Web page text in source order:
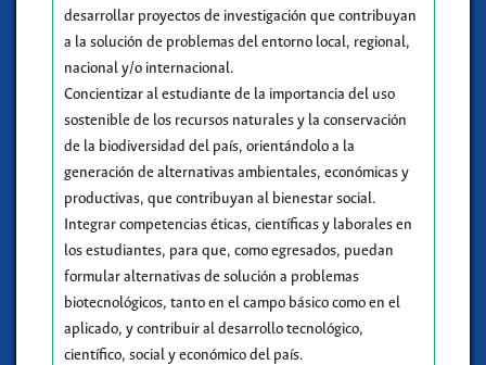
desarrollar proyectos de investigación que contribuyan
a la solución de problemas del entorno local, regional,
nacional y/o internacional.
Concientizar al estudiante de la importancia del uso
sostenible de los recursos naturales y la conservación
de la biodiversidad del país, orientándolo a la
generación de alternativas ambientales, económicas y
productivas, que contribuyan al bienestar social.
Integrar competencias éticas, científicas y laborales en
los estudiantes, para que, como egresados, puedan
formular alternativas de solución a problemas
biotecnológicos, tanto en el campo básico como en el
aplicado, y contribuir al desarrollo tecnológico,
científico, social y económico del país.